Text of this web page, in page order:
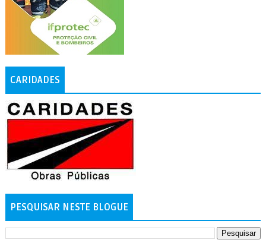
CARIDADES
PESQUISAR NESTE BLOGUE